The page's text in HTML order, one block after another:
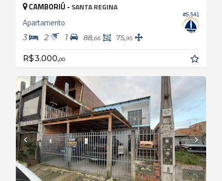
#5.541
CAMBORIÚ - SANTA REGINA
Apartamento
3 2 1 88,66 75,95
R$ 3.000,00